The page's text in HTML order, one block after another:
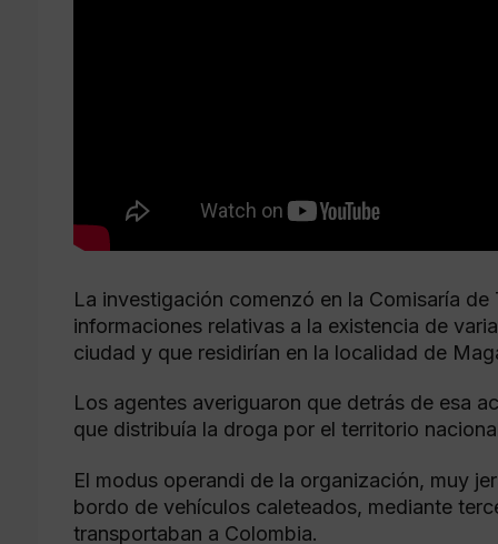
La investigación comenzó en la Comisaría
informaciones relativas a la existencia de
ciudad y que residirían en la localidad de
Los agentes averiguaron que detrás de esa
que distribuía la droga por el territorio
El modus operandi de la organización, muy
bordo de vehículos caleteados, mediante
transportaban a Colombia.